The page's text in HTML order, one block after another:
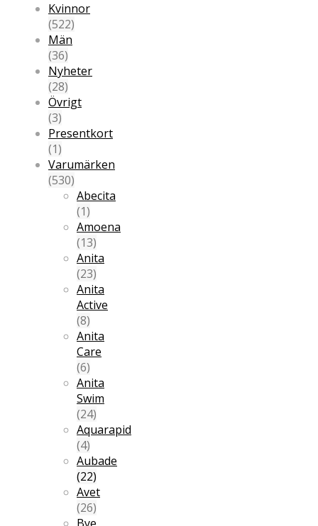
Kvinnor
(522)
Män
(36)
Nyheter
(28)
Övrigt
(3)
Presentkort
(1)
Varumärken
(530)
Abecita
(1)
Amoena
(13)
Anita
(23)
Anita
Active
(8)
Anita
Care
(6)
Anita
Swim
(24)
Aquarapid
(4)
Aubade
(22)
Avet
(26)